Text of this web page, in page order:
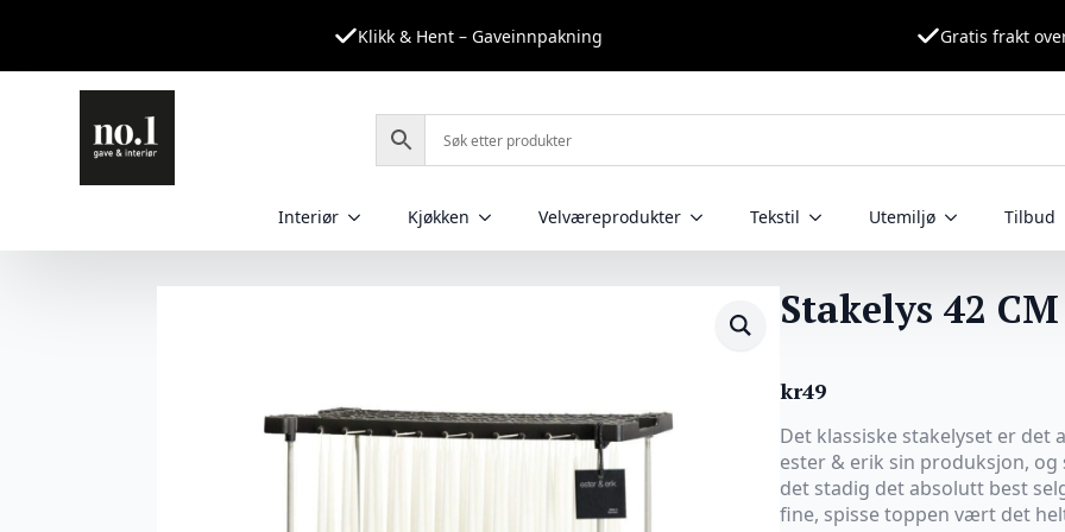
Klikk & Hent – Gaveinnpakning Gratis frakt
Interiør Kjøkken Velværeprodukter Tekstil Utemiljø Tilbud
Stakelys 42
kr49
Det klassiske stakelyset er det
ester & erik sin produksjon, og
det stadig det absolutt best
fine, spisse toppen vært det